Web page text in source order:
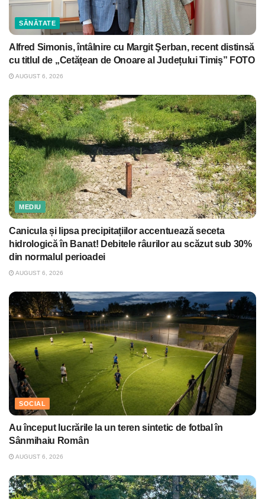
SĂNĂTATE
Alfred Simonis, întâlnire cu Margit Şerban, recent distinsă
cu titlul de „Cetățean de Onoare al Județului Timiș” FOTO
AUGUST 6, 2026
MEDIU
Canicula și lipsa precipitațiilor accentuează seceta
hidrologică în Banat! Debitele râurilor au scăzut sub 30%
din normalul perioadei
AUGUST 6, 2026
SOCIAL
Au început lucrările la un teren sintetic de fotbal în
Sânmihaiu Român
AUGUST 6, 2026